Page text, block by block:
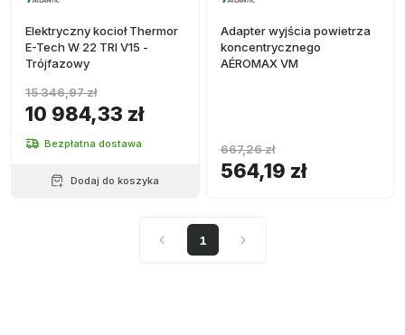
Elektryczny kocioł Thermor
E-Tech W 22 TRI V15 -
Trójfazowy
10 984,33 zł
15 346,97 zł
Bezpłatna dostawa
Dodaj do koszyka
Adapter wyjścia powietrza
koncentrycznego
AÉROMAX VM
564,19 zł
667,26 zł
1